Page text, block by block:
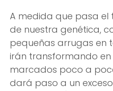
A medida que pasa el
de nuestra genética,
pequeñas arrugas en
irán transformando en
marcados poco a
dará paso a un